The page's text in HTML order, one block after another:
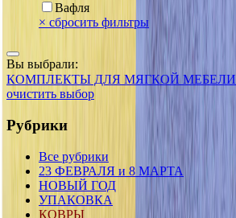
Вафля
× сбросить фильтры
Вы выбрали:
КОМПЛЕКТЫ ДЛЯ МЯГКОЙ МЕБЕЛИ
очистить выбор
Рубрики
Все рубрики
23 ФЕВРАЛЯ и 8 МАРТА
НОВЫЙ ГОД
УПАКОВКА
КОВРЫ